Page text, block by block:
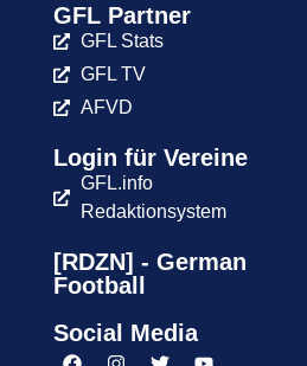
GFL Partner
GFL Stats
GFL TV
AFVD
Login für Vereine
GFL.info
Redaktionsystem
[RDZN] - German
Football
Social Media